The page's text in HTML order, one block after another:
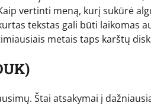
vertinti meną, kurį sukūrė
tekstas gali būti laikomas
metais taps karštų
Štai atsakymai į